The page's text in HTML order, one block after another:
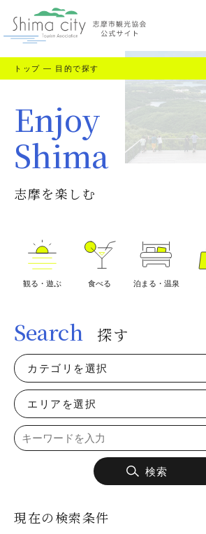
トップ — 目的で探す
Enjoy
Shima
志摩を楽しむ
観る・遊ぶ 食べる 泊まる・温泉
Search 探す
カテゴリを選択
エリアを選択
検索
現在の検索条件